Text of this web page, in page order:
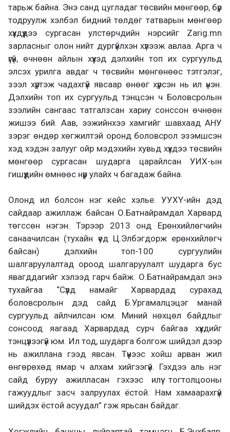
тарьж байна. Энэ санд цугладаг төсвийн мөнгөөр, бүр
тодруулж хэлбэл бидний төлдөг татварын мөнгөөр
хүүхдүүдээ сургасан улстөрчдийн нэрсийг Zarig.mn
зарласныг олон нийт дургүйлхэн хүлээж авлаа. Арга ч
үгүй, өчнөөн айлын хүүхэд дэлхийн топ их сургуульд
элсэх урилга авдаг ч төсвийн мөнгөнөөс тэтгэлэг,
зээл хүртэж чадахгүй явсаар өнөөг хүрсэн нь ил үнэн.
Дэлхийн топ их сургуульд тэнцсэн ч Боловсролын
зээлийн сангаас татгалзсан хариу сонссон өчнөөн
жишээ бий. Аав, ээжийнхээ хамгийг шавхаад АНУ
зэрэг өндөр хөгжилтэй оронд боловсрол эзэмшсэн
хэд хэдэн залууг ойр мэдэхийн хувьд хүүхдээ төсвийн
мөнгөөр сургасан шударга царайлсан УИХ-ын
гишүүдийн өмнөөс нүүр улайх ч багадаж байна.
Олонд ил болсон нэг кейс хэлье. УУХҮ-ийн дэд
сайдаар ажиллаж байсан О.Батнайрамдал Харвард
төгссөн нэгэн. Тэрээр 2013 онд Ерөнхийлөгчийн
санаачилсан (тухайн үед Ц.Элбэгдорж ерөнхийлөгч
байсан) дэлхийн топ-100 сургуулийн
шалгаруулалтад ороод шалгаруулалт шударга бус
явагддагийг хэлээд гарч байж. О.Батнайрамдал энэ
тухайгаа “Сүүлд намайг Харвардад сурахад
боловсролын дэд сайд Б.Ургамалцэцэг манай
сургуульд айлчилсан юм. Миний нөхцөл байдлыг
сонсоод яагаад Харвардад сурч байгаа хүүхдийг
тэнцүүлээгүй юм. Ил тод, шударга болгож шийдэл дээр
нь ажиллана гээд явсан. Түүнээс хойш арван жил
өнгөрөхөд ямар ч алхам хийгээгүй. Гэхдээ аль нэг
сайд буруу ажилласан гэхээс илүү тогтолцооны
гажуудлыг засч залруулах ёстой. Нам хамаарахгүй
шийдэх ёстой асуудал” гэж ярьсан байдаг.